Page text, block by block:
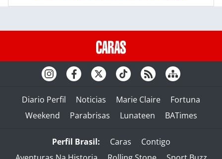
Diario Perfil Noticias Marie Claire
Fortuna
Weekend
Parabrisas Lunateen BATimes
Perfil Brasil: Caras
Contigo